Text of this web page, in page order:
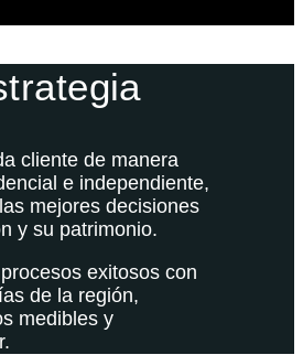
cliente de manera
e independiente,
mejores decisiones
y su patrimonio.
exitosos con
de la región,
medibles y